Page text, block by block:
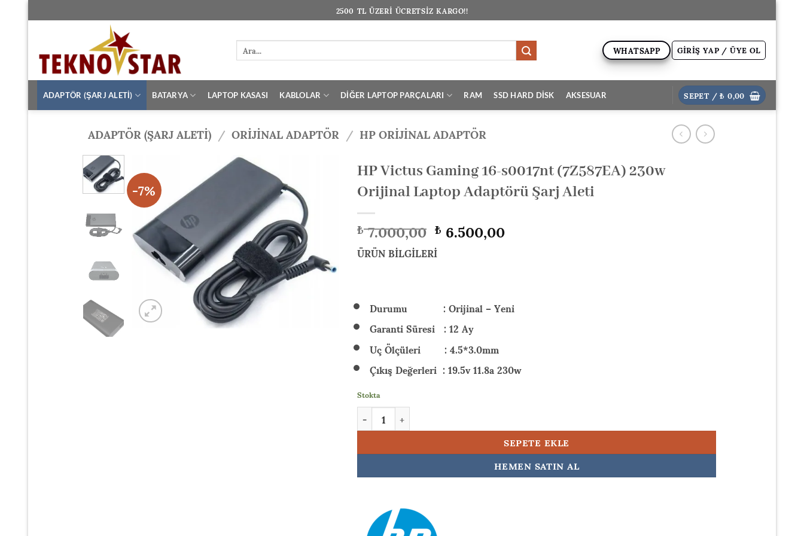
İçeriğe
atla 2500 TL ÜZERİ ÜCRETSİZ KARGO!!
Ara: WHATSAPP GIRIŞ YAP / ÜYE OL
ADAPTÖR (ŞARJ ALETİ) BATARYA LAPTOP KASASI KABLOLAR DİĞER LAPTOP PARÇALARI RAM SSD HARD DİSK AKSESUAR SEPET /₺0,00
ADAPTÖR (ŞARJ ALETİ) / ORIJINAL ADAPTÖR / HP ORIJINAL ADAPTÖR
-7%
HP Victus Gaming 16-s0017nt (7Z587EA) 230w
Orijinal Laptop Adaptörü Şarj Aleti
₺7.000,00 Orijinal
fiyat:
₺ 7.000,00.
₺6.500,00Şuandaki
ÜRÜN BİLGİLERİ
Durumu : Orijinal – Yeni
Garanti Süresi : 12 Ay
Uç Ölçüleri : 4.5*3.0mm
Çıkış Değerleri : 19.5v 11.8a 230w
Stokta
HP Victus Gaming 16-s0017nt (7Z587EA) 230w Orijinal Laptop Adaptörü Şarj Aleti adet
SEPETE EKLE
HEMEN SATIN AL